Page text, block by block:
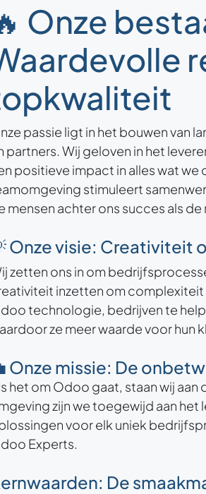
Onze
passie ligt in het bouwen van
partners. Wij geloven in het
positieve impact in alles wat
stimuleert
mensen achter ons succes als
Onze visie: Creativiteit
zetten ons in om
inzetten om complexiteit
technologie, bedrijven te
ze meer waarde voor hun
Onze missie: De
het om Odoo gaat, staan wij
zijn we toegewijd aan
voor elk uniek
Experts.
De